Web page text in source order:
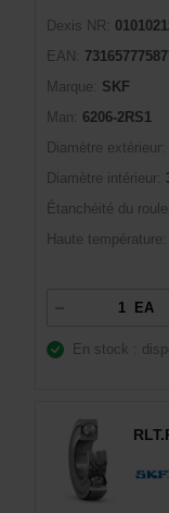
Dexis NR:
EAN:
Marque:
SKF
Man:
6206-2RS1
Diamètre extérieur:
Diamètre intérieur:
Étanchéité du
Haute température:
EA
En stock :